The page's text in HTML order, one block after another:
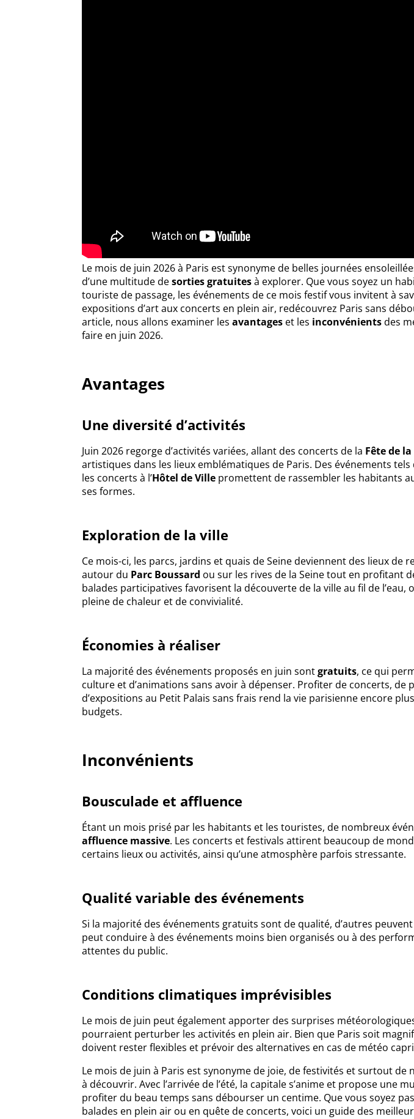
Le mois de juin 2026 à Paris est synonyme de belles journées
d’une multitude desorties gratuitesà explorer. Que vous soyez un
touriste de passage, les événements de ce mois festif vous invitent à
expositions d’art aux concerts en plein air, redécouvrez Paris sans
article, nous allons examiner lesavantages et les inconvénientsdes
faire en juin 2026.
Avantages
Une diversité d’activités
Juin 2026 regorge d’activités variées, allant des concerts de la Fête de
artistiques dans les lieux emblématiques de Paris. Des événements tels
les concerts à l’Hôtel de Ville promettent de rassembler les habitants
ses formes.
Exploration de la ville
Ce mois-ci, les parcs, jardins et quais de Seine deviennent des lieux de
autour du Parc Boussard ou sur les rives de la Seine tout en profitant
balades participatives favorisent la découverte de la ville au fil de
pleine de chaleur et de convivialité.
Économies à réaliser
La majorité des événements proposés en juin sontgratuits, ce qui
culture et d’animations sans avoir à dépenser. Profiter de concerts, de
d’expositions au Petit Palais sans frais rend la vie parisienne encore
budgets.
Inconvénients
Bousculade et affluence
Étant un mois prisé par les habitants et les touristes, de nombreux
affluence massive. Les concerts et festivals attirent beaucoup de
certains lieux ou activités, ainsi qu’une atmosphère parfois stressante.
Qualité variable des événements
Si la majorité des événements gratuits sont de qualité, d’autres
peut conduire à des événements moins bien organisés ou à des
attentes du public.
Conditions climatiques imprévisibles
Le mois de juin peut également apporter des surprises
pourraient perturber les activités en plein air. Bien que Paris soit
doivent rester flexibles et prévoir des alternatives en cas de météo
Le mois de juin à Paris est synonyme de joie, de festivités et surtout de
à découvrir. Avec l’arrivée de l’été, la capitale s’anime et propose une
profiter du beau temps sans débourser un centime. Que vous soyez
balades en plein air ou en quête de concerts, voici un guide des